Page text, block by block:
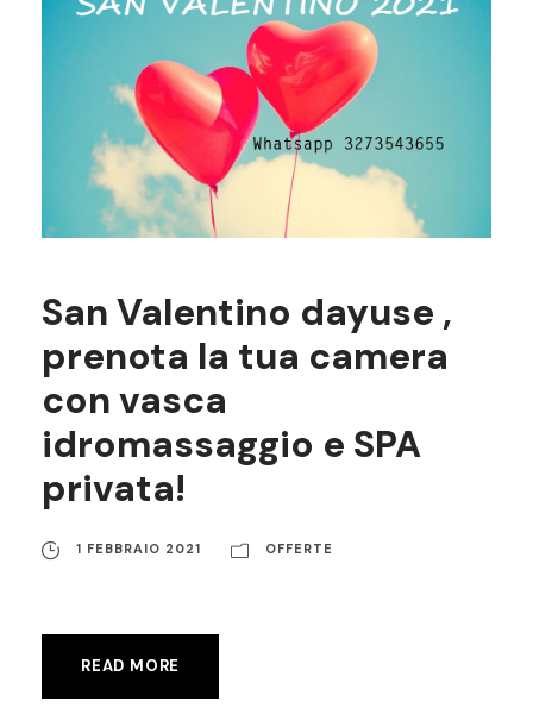
San Valentino dayuse ,
prenota la tua camera
con vasca
idromassaggio e SPA
privata!
1 FEBBRAIO 2021 OFFERTE
READ MORE